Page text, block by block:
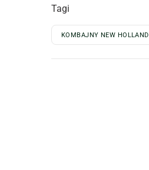
Tagi
KOMBAJNY NEW HOLLAND